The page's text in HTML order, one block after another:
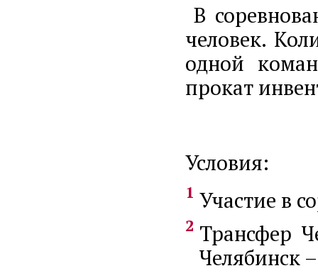
В
человек.
одной
прокат
Условия:
Участие в
Трансфер
Челябинск